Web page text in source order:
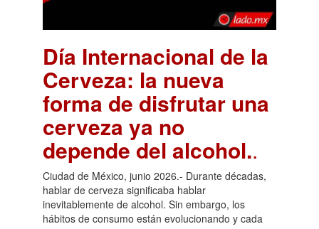
Día Internacional de la
Cerveza: la nueva
forma de disfrutar una
cerveza ya no
depende del alcohol..
Ciudad de México, junio 2026.- Durante décadas,
hablar de cerveza significaba hablar
inevitablemente de alcohol. Sin embargo, los
hábitos de consumo están evolucionando y cada